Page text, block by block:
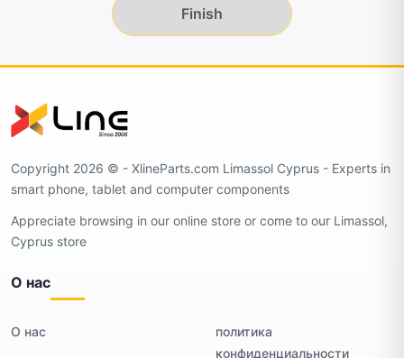
Finish
Copyright 2026 ©️ - XlineParts.com Limassol Cyprus - Experts in
smart phone, tablet and computer components
Appreciate browsing in our online store or come to our Limassol,
Cyprus store
О нас
О нас
политика
конфиденциальности